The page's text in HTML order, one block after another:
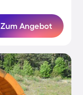
Zum Angebot